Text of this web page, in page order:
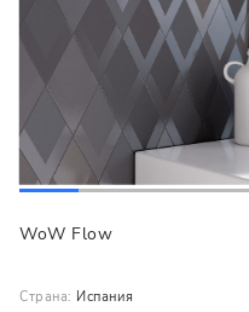
WoW Flow
Страна: Испания